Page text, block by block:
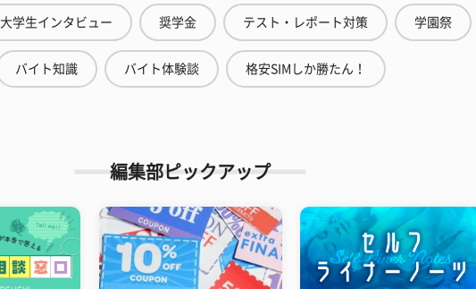
大学生インタビュー 奨学金 テスト・レポート対策 学園祭
バイト知識 バイト体験談 格安SIMしか勝たん！
編集部ピックアップ